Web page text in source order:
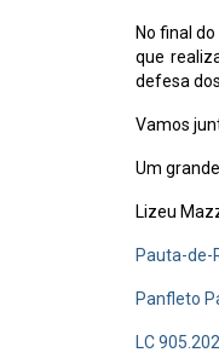
No final
que
defesa
Vamos
Um
Lizeu
Pauta-de-
Panfleto
LC